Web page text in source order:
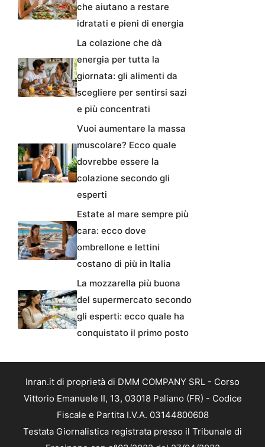
che aiutano a restare
idratati e pieni di energia
La colazione che dà
energia per tutta la
giornata: gli alimenti da
scegliere per sentirsi sazi
e più concentrati
Vuoi aumentare la massa
muscolare? Ecco quale
dovrebbe essere la
colazione secondo gli
esperti
Estate al mare sempre più
cara: ecco dove
ombrellone e lettini
costano di più in Italia
La mozzarella più buona
del supermercato secondo
gli esperti: ecco quale ha
conquistato il primo posto
Inran.it di proprietà di DMM COMPANY SRL - Corso
Vittorio Emanuele II, 13, 03018 Paliano (FR) - Codice
Fiscale e Partita I.V.A. 03144800608
Testata Giornalistica registrata presso il Tribunale di